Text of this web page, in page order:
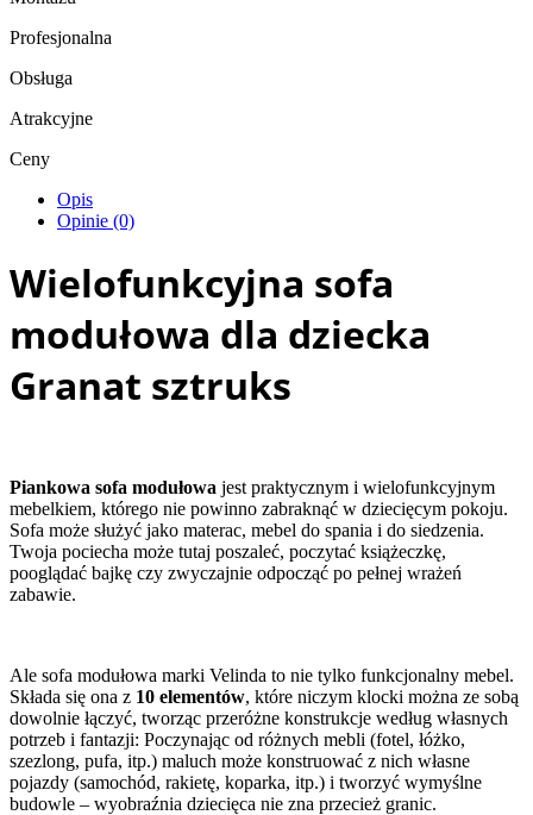
Profesjonalna
Obsługa
Atrakcyjne
Ceny
Opis
Opinie (0)
Wielofunkcyjna sofa
modułowa dla dziecka
Granat sztruks
Piankowa sofa modułowa jest praktycznym i wielofunkcyjnym
mebelkiem, którego nie powinno zabraknąć w dziecięcym pokoju.
Sofa może służyć jako materac, mebel do spania i do siedzenia.
Twoja pociecha może tutaj poszaleć, poczytać książeczkę,
pooglądać bajkę czy zwyczajnie odpocząć po pełnej wrażeń
zabawie.
Ale sofa modułowa marki Velinda to nie tylko funkcjonalny mebel.
Składa się ona z 10 elementów, które niczym klocki można ze sobą
dowolnie łączyć, tworząc przeróżne konstrukcje według własnych
potrzeb i fantazji: Poczynając od różnych mebli (fotel, łóżko,
szezlong, pufa, itp.) maluch może konstruować z nich własne
pojazdy (samochód, rakietę, koparka, itp.) i tworzyć wymyślne
budowle – wyobraźnia dziecięca nie zna przecież granic.